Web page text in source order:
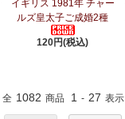
イギリス 1981年 チャー
ルズ皇太子ご成婚2種
120円(税込)
全 1082 商品 1 - 27 表示